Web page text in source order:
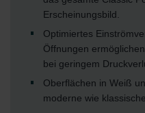
Erscheinungsbild.
Optimiertes
Öffnungen
bei geringem
Oberflächen in Weiß
moderne wie